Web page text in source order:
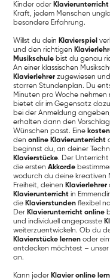
Kinder oder Klavierunterricht
Kraft, jedem Menschen
besondere Erfahrung.
Willst du dein Klavierspiel
und den richtigen
Musikschule bist du genau
An einer klassischen
Klavierlehrer zugewiesen
starren Stundenplan. Du
Minuten pro Woche nehmen
bietet dir im Gegensatz
bei der Anmeldung
erhalten dann den
Wünschen passt. Eine
denonline Klavierunterricht
beginnst du, an deiner
Klavierstücke. Der
die erstenAkkorde
wodurch du deine kreativen
Freiheit, deinen Klavierlehrer
Klavierunterricht in
die Klavierstunden flexibel
Der Klavierunterricht online
und individuell angepasste
weiterzuentwickeln. Ob du
Klavierstücke lernen oder
entdecken möchtest –
an.
Kann jeder Klavier online